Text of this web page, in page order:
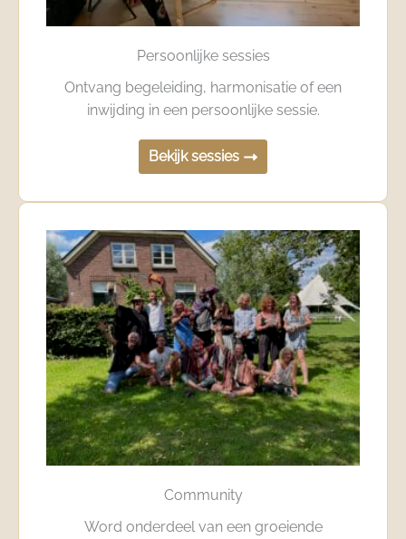
Persoonlijke sessies
Ontvang begeleiding, harmonisatie of een
inwijding in een persoonlijke sessie.
Bekijk sessies
Community
Word onderdeel van een groeiende